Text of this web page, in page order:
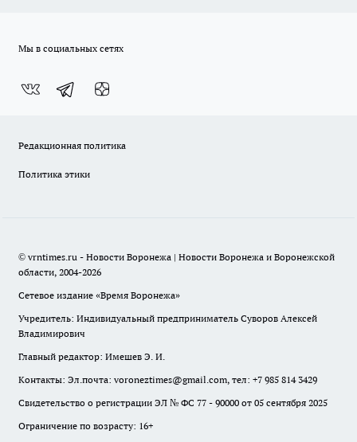
Мы в социальных сетях
Редакционная политика
Политика этики
© vrntimes.ru - Новости Воронежа | Новости Воронежа и Воронежской
области, 2004-2026
Сетевое издание «Время Воронежа»
Учредитель: Индивидуальный предприниматель Суворов Алексей
Владимирович
Главный редактор: Имешев Э. И.
Контакты: Эл.почта: voroneztimes@gmail.com, тел: +7 985 814 3429
Свидетельство о регистрации ЭЛ № ФС 77 - 90000 от 05 сентября 2025
Ограничение по возрасту: 16+